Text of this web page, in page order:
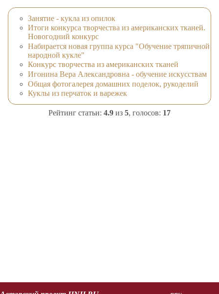
Занятие - кукла из опилок
Итоги конкурса творчества из американских тканей.
Новогодний конкурс
Набирается новая группа курса "Обучение тряпичной
народной кукле"
Конкурс творчества из американских тканей
Игонина Вера Александровна - обучение искусствам
Общая фотогалерея домашних поделок, рукоделий
Куклы из перчаток и варежек
Рейтинг статьи: 4.9 из 5, голосов: 17